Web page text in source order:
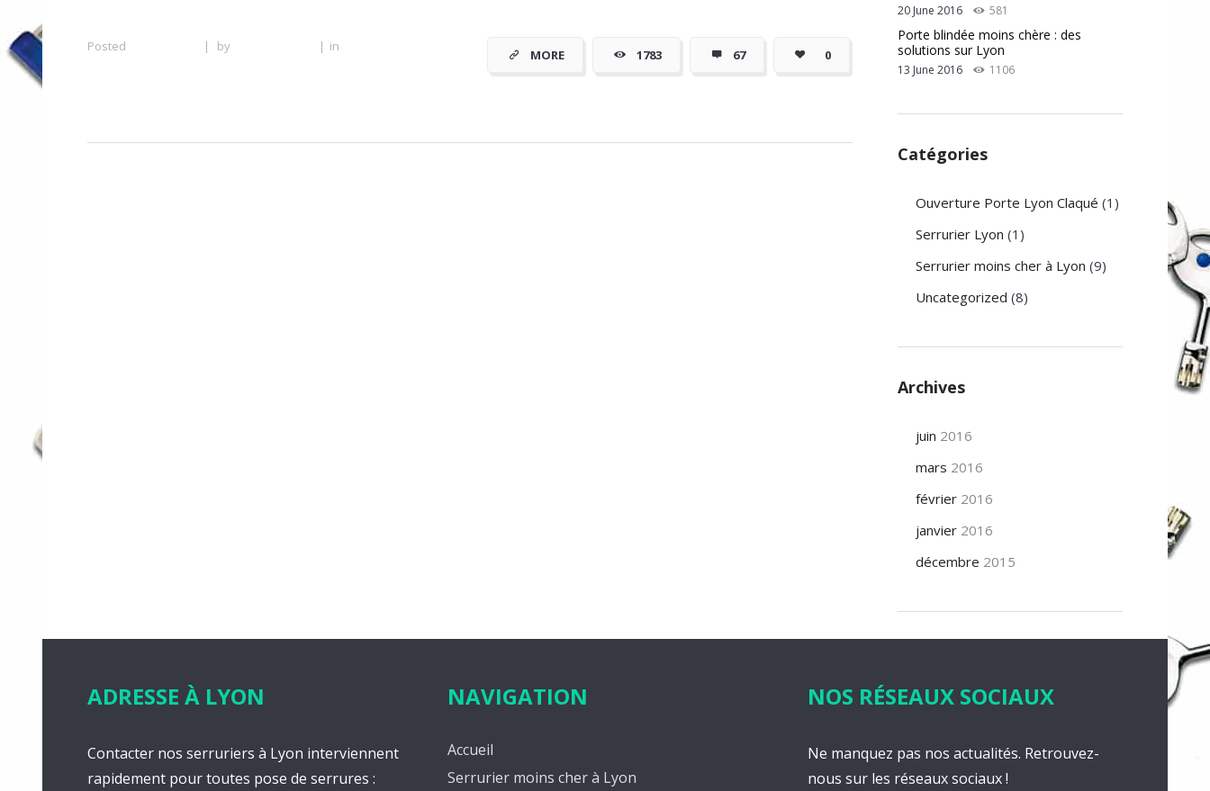
MORE 1783 67 0
Posted | by | in
20 June 2016 581
Porte blindée moins chère : des
solutions sur Lyon
13 June 2016 1106
Catégories
Ouverture Porte Lyon Claqué (1)
Serrurier Lyon (1)
Serrurier moins cher à Lyon (9)
Uncategorized (8)
Archives
juin 2016
mars 2016
février 2016
janvier 2016
décembre 2015
ADRESSE À LYON
Contacter nos serruriers à Lyon interviennent
rapidement pour toutes pose de serrures :
NAVIGATION
Accueil
Serrurier moins cher à Lyon
NOS RÉSEAUX SOCIAUX
Ne manquez pas nos actualités. Retrouvez-
nous sur les réseaux sociaux !